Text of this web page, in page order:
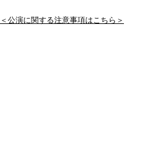
＜公演に関する注意事項はこちら＞